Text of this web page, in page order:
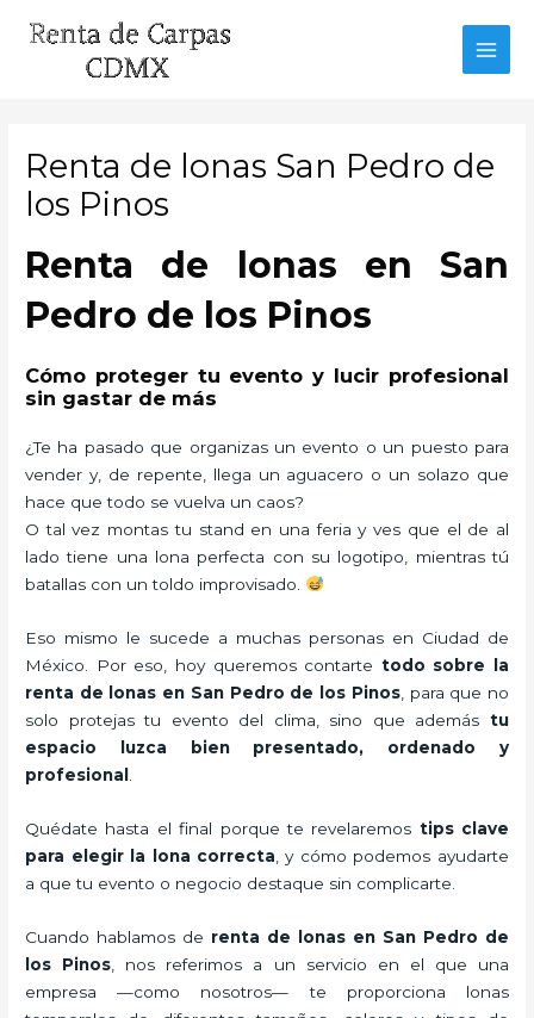
Renta de lonas San Pedro de
los Pinos
Renta de lonas en San
Pedro de los Pinos
Cómo proteger tu evento y lucir profesional
sin gastar de más
¿Te ha pasado que organizas un evento o un puesto para
vender y, de repente, llega un aguacero o un solazo que
hace que todo se vuelva un caos?
O tal vez montas tu stand en una feria y ves que el de al
lado tiene una lona perfecta con su logotipo, mientras tú
batallas con un toldo improvisado.
Eso mismo le sucede a muchas personas en Ciudad de
México. Por eso, hoy queremos contarte todo sobre la
renta de lonas en San Pedro de los Pinos, para que no
solo protejas tu evento del clima, sino que además tu
espacio luzca bien presentado, ordenado y
profesional
Quédate hasta el final porque te revelaremos tips clave
para elegir la lona correcta , y cómo podemos ayudarte
a que tu evento o negocio destaque sin complicarte.
Cuando hablamos de renta de lonas en San Pedro de
los Pinos , nos referimos a un servicio en el que una
empresa —como nosotros— te proporciona lonas